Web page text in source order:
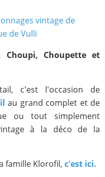
Choupi, Choupette et
c'est l'occasion de
au grand complet et de
ou tout simplement
à la déco de la
famille Klorofil, c'est ici.